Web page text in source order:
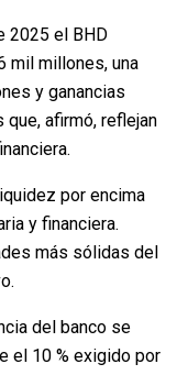
2025 el BHD
mil millones, una
y ganancias
afirmó, reflejan
por encima
y financiera.
más sólidas del
del banco se
el 10 % exigido por